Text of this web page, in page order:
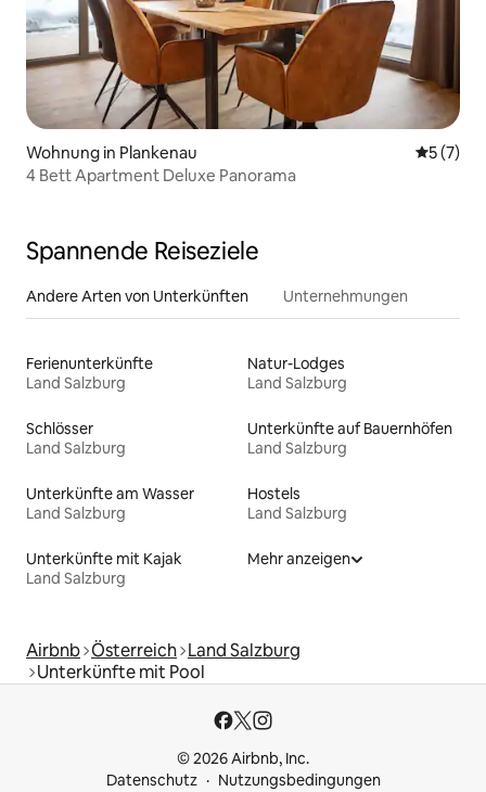
Wohnung in Plankenau
5 (7)
4 Bett Apartment Deluxe Panorama
Spannende Reiseziele
Andere Arten von Unterkünften Unternehmungen
Ferienunterkünfte
Land Salzburg
Natur-Lodges
Land Salzburg
Schlösser
Land Salzburg
Unterkünfte auf Bauernhöfen
Land Salzburg
Unterkünfte am Wasser
Land Salzburg
Hostels
Land Salzburg
Unterkünfte mit Kajak
Land Salzburg
Mehr anzeigen
Airbnb Österreich Land Salzburg
Unterkünfte mit Pool
© 2026 Airbnb, Inc.
Datenschutz
Nutzungsbedingungen